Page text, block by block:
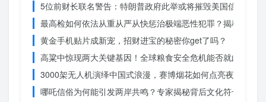
5位前财长联名警告：特朗普政府此举或将摧毁美国信誉？
最高检如何依法从重从严从快惩治极端恶性犯罪？揭秘重大
黄金手机贴片成新宠，招财进宝的秘密你get了吗？
高粱中惊现两大关键基因！全球粮食安全危机能否就此终结？
3000架无人机演绎中国式浪漫，赛博烟花如何点亮夜空？
哪吒信俗为何能引发两岸共鸣？专家揭秘背后文化符号的力量